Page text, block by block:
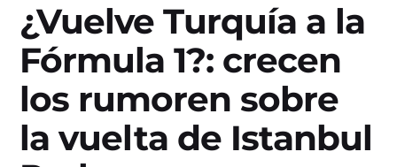
¿Vuelve Turquía a la
Fórmula 1?: crecen
los rumoren sobre
la vuelta de Istanbul